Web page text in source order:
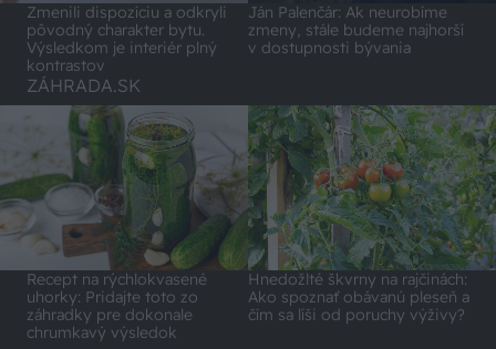
Zmenili dispozíciu a odkryli
pôvodný charakter bytu.
Výsledkom je interiér plný
kontrastov
Ján Palenčár: Ak neurobíme
zmeny, stále budeme najhorší
v dostupnosti bývania
ZÁHRADA.SK
Recept na rýchlokvasené
uhorky: Pridajte toto zo
záhradky pre dokonale
chrumkavý výsledok
Hnedožlté škvrny na rajčinách:
Ako spoznať obávanú pleseň a
čím sa líši od poruchy výživy?